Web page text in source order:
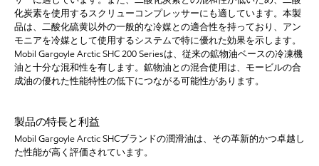
化炭素を使用するスクリューコンプレッサーにも適しています。本製
品は、二酸化硫黄以外の一般的な冷媒との適合性を持っており、アン
モニアを冷媒として使用するシステムで特に優れた効果を示します。
Mobil Gargoyle Arctic SHC 200 Seriesは、従来の鉱物油ベースの冷凍機
油と十分な混和性を有します。鉱物油との混合使用は、モービルの合
成油の優れた性能特性の低下につながる可能性があります。
製品の特長と利益
Mobil Gargoyle Arctic SHCブランドの潤滑油は、その革新的かつ卓越し
た性能が高く評価されています。